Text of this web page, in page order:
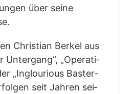
über sei­ne
Chris­ti­an Ber­kel aus
Unter­gang“, „Ope­ra­ti­
„Ing­lou­rious Bas­ter­
seit Jah­ren sei­